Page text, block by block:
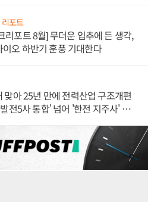
포트
리포트 8월] 무더운 입추에 든 생각,
오 하반기 훈풍 기대한다
맞아 25년 만에 전력산업 구조개편
전5사 통합' 넘어 '한전 지주사' 재편